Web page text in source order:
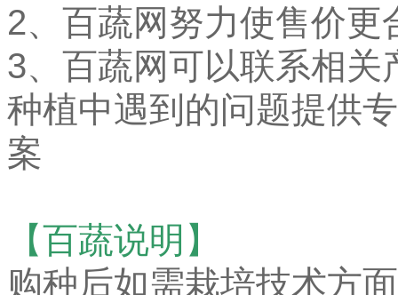
2、百蔬网努力使售价
3、百蔬网可以联系相
种植中遇到的问题提供
案
【百蔬说明】
购种后如需栽培技术方